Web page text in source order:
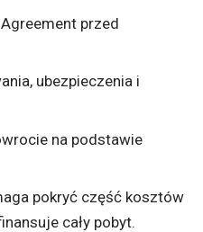
przed
ubezpieczenia i
na podstawie
pokryć część kosztów
cały pobyt.